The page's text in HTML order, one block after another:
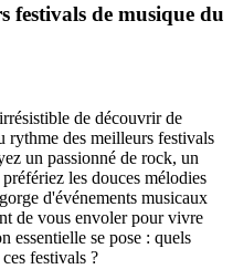
festivals de musique du
de découvrir de
rythme des meilleurs festivals
un passionné de rock, un
les douces mélodies
d'événements musicaux
de vous envoler pour vivre
essentielle se pose : quels
festivals ?